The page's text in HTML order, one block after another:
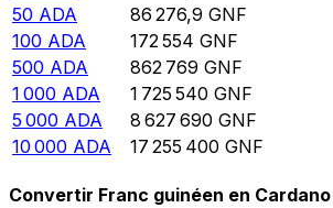
50 ADA 86 276,9 GNF
100 ADA 172 554 GNF
500 ADA 862 769 GNF
1 000 ADA 1 725 540 GNF
5 000 ADA 8 627 690 GNF
10 000 ADA 17 255 400 GNF
Convertir Franc guinéen en Cardano